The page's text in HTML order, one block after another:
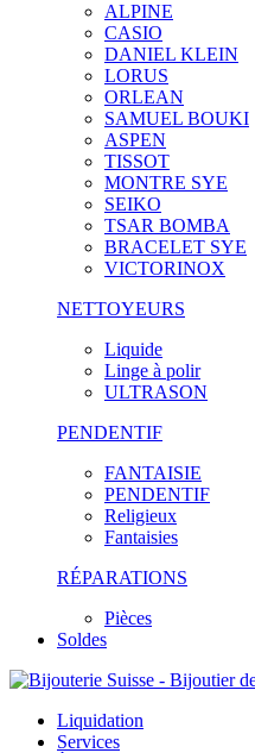
ALPINE
CASIO
DANIEL KLEIN
LORUS
ORLEAN
SAMUEL BOUKI
ASPEN
TISSOT
MONTRE SYE
SEIKO
TSAR BOMBA
BRACELET SYE
VICTORINOX
NETTOYEURS
Liquide
Linge à polir
ULTRASON
PENDENTIF
FANTAISIE
PENDENTIF
Religieux
Fantaisies
RÉPARATIONS
Pièces
Soldes
Liquidation
Services